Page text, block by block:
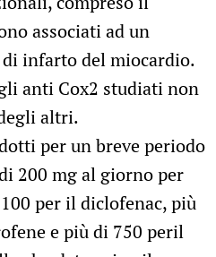
associati ad un
infarto del miocardio.
anti Cox2 studiati non
altri.
per un breve periodo
200 mg al giorno per
per il diclofenac, più
e più di 750 peril